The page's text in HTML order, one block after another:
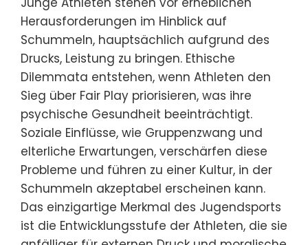
denen junge Athleten im
Hinblick auf Schummeln
konfrontiert sind?
Junge Athleten stehen vor erheblichen
Herausforderungen im Hinblick auf
Schummeln, hauptsächlich aufgrund des
Drucks, Leistung zu bringen. Ethische
Dilemmata entstehen, wenn Athleten den
Sieg über Fair Play priorisieren, was ihre
psychische Gesundheit beeinträchtigt.